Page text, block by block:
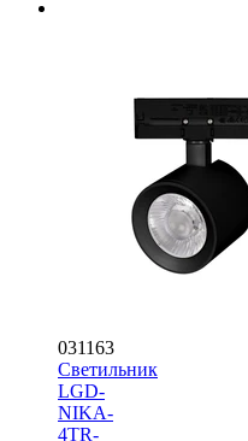
031163
Светильник
LGD-
NIKA-
4TR-